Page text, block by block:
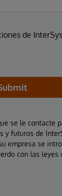
de
se le contacte
futuros de
se
con las